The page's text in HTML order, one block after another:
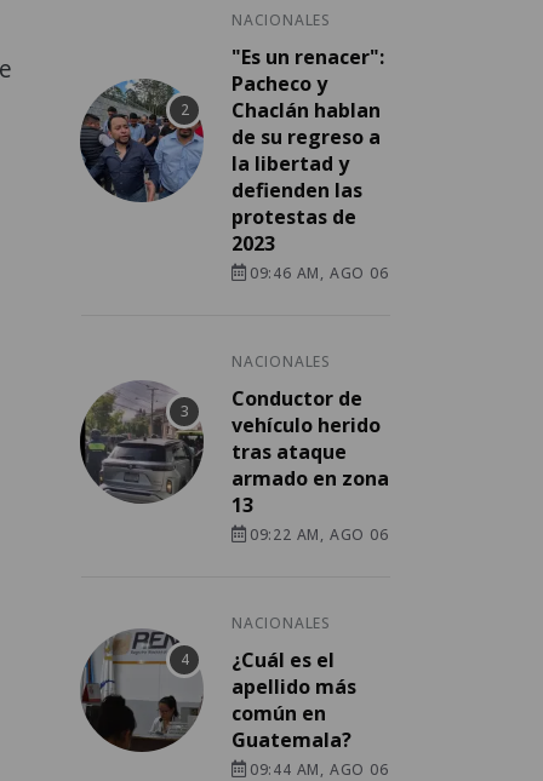
NACIONALES
"Es un renacer":
Pacheco y
Chaclán hablan
de su regreso a
la libertad y
defienden las
protestas de
2023
09:46 AM, AGO 06
NACIONALES
Conductor de
vehículo herido
tras ataque
armado en zona
13
09:22 AM, AGO 06
NACIONALES
¿Cuál es el
apellido más
común en
Guatemala?
09:44 AM, AGO 06